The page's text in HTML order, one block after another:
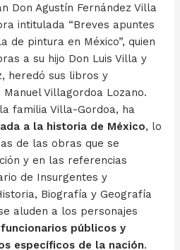
Don Agustín Fernández Villa
intitulada “Breves apuntes
de pintura en México”, quien
a su hijo Don Luis Villa y
heredó sus libros y
Villagordoa Lozano.
familia Villa-Gordoa, ha
a la historia de México, lo
de las obras que se
y en las referencias
de Insurgentes y
Biografía y Geografía
aluden a los personajes
funcionarios públicos y
específicos de la nación.